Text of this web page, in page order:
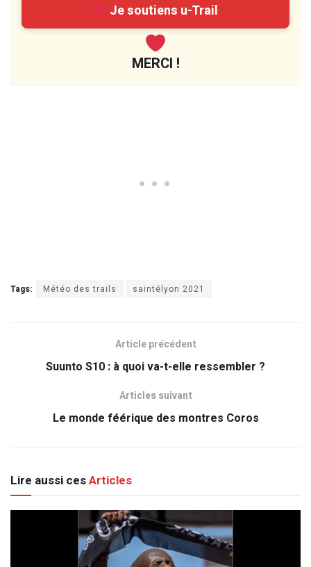
Je soutiens u-Trail
MERCI !
Tags: Météo des trails saintélyon 2021
Article précédent
Suunto S10 : à quoi va-t-elle ressembler ?
Articles suivant
Le monde féérique des montres Coros
Lire aussi cesArticles